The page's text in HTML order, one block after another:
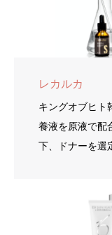
レカルカ
キングオブヒト
養液を原液で配
下、ドナーを選